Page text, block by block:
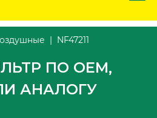
NF47211
ПО OEM,
АНАЛОГУ